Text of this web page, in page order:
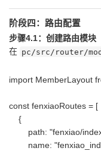
阶段四：路由配置
步骤4.1：创建路由模块
在 pc/src/router/
import MemberLayout
const fenxiaoRoutes = [
{
path: "fenxiao/
name: